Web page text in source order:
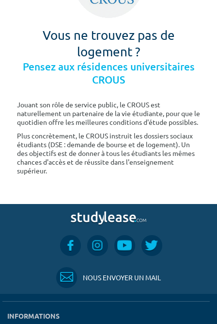
Vous ne trouvez pas de
logement ?
Pensez aux résidences universitaires
CROUS
Jouant son rôle de service public, le CROUS est
naturellement un partenaire de la vie étudiante, pour que le
quotidien offre les meilleures conditions d'étude possibles.
Plus concrètement, le CROUS instruit les dossiers sociaux
étudiants (DSE : demande de bourse et de logement). Un
des objectifs est de donner à tous les étudiants les mêmes
chances d'accès et de réussite dans l'enseignement
supérieur.
NOUS ENVOYER UN MAIL
INFORMATIONS